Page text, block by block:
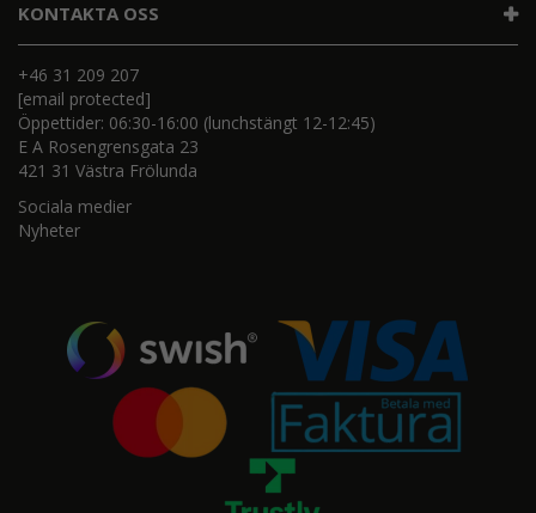
KONTAKTA OSS
+46 31 209 207
[email protected]
Öppettider: 06:30-16:00 (lunchstängt 12-12:45)
E A Rosengrensgata 23
421 31 Västra Frölunda
Sociala medier
Nyheter